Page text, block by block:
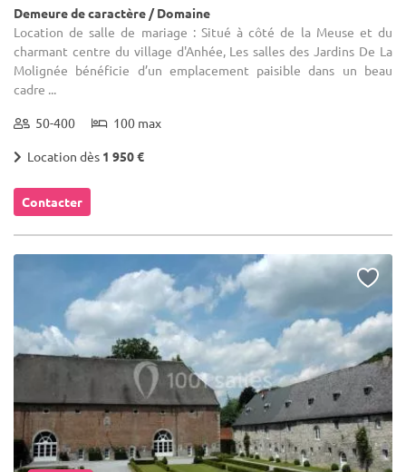
Demeure de caractère / Domaine
Location de salle de mariage : Situé à côté de la Meuse et du
charmant centre du village d'Anhée, Les salles des Jardins De La
Molignée bénéficie d’un emplacement paisible dans un beau
cadre ...
50-400 100 max
Location dès 1 950 €
Contacter